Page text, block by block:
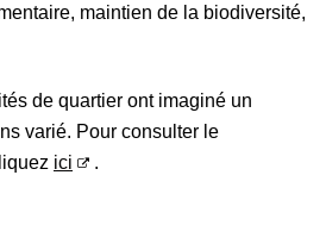
maintien de la biodiversité,
de quartier ont imaginé un
varié. Pour consulter le
ici .